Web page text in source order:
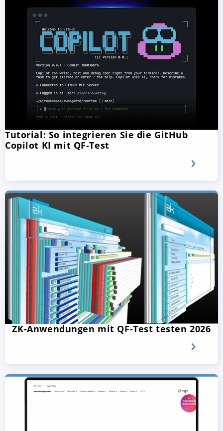
Tutorial: So integrieren Sie die GitHub
Copilot KI mit QF-Test
ZK-Anwendungen mit QF-Test testen 2026